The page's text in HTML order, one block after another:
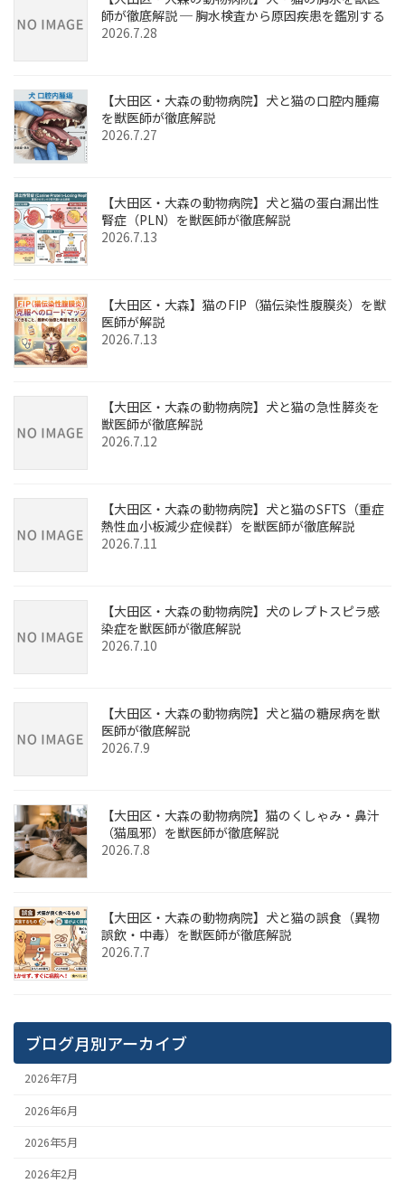
師が徹底解説 ─ 胸水検査から原因疾患を鑑別する
2026.7.28
【大田区・大森の動物病院】犬と猫の口腔内腫瘍
を獣医師が徹底解説
2026.7.27
【大田区・大森の動物病院】犬と猫の蛋白漏出性
腎症（PLN）を獣医師が徹底解説
2026.7.13
【大田区・大森】猫のFIP（猫伝染性腹膜炎）を獣
医師が解説
2026.7.13
【大田区・大森の動物病院】犬と猫の急性膵炎を
獣医師が徹底解説
2026.7.12
【大田区・大森の動物病院】犬と猫のSFTS（重症
熱性血小板減少症候群）を獣医師が徹底解説
2026.7.11
【大田区・大森の動物病院】犬のレプトスピラ感
染症を獣医師が徹底解説
2026.7.10
【大田区・大森の動物病院】犬と猫の糖尿病を獣
医師が徹底解説
2026.7.9
【大田区・大森の動物病院】猫のくしゃみ・鼻汁
（猫風邪）を獣医師が徹底解説
2026.7.8
【大田区・大森の動物病院】犬と猫の誤食（異物
誤飲・中毒）を獣医師が徹底解説
2026.7.7
ブログ月別アーカイブ
2026年7月
2026年6月
2026年5月
2026年2月